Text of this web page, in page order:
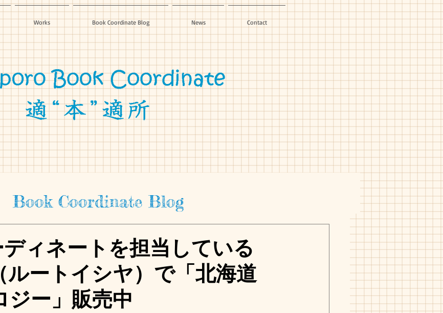
Works Book Coordinate Blog News Contact
ィネートを担当している
ルートイシヤ）で「北海道
ジー」販売中
Book Coordinate Blog